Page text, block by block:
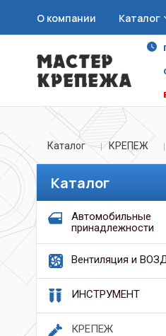
О компании Каталог
Каталог КРЕПЕЖ
Каталог
Автомобильные
принадлежности
Вентиляция и
ИНСТРУМЕНТ
КРЕПЕЖ